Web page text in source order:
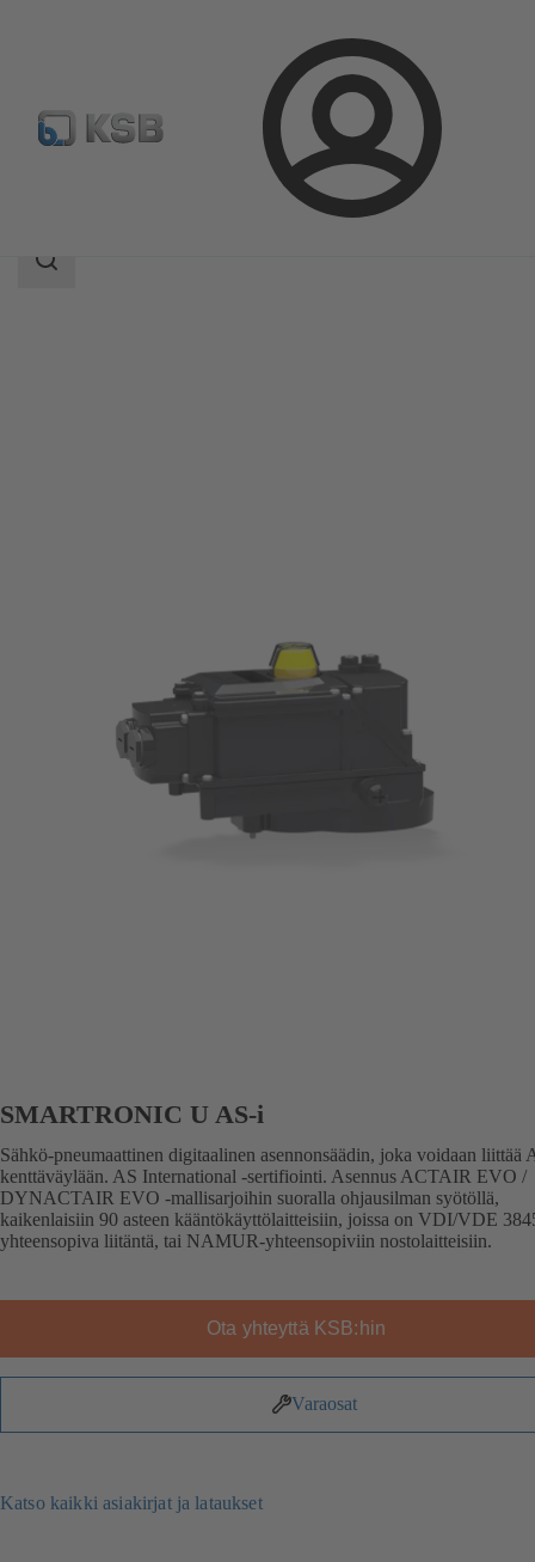
Kirjaudu
SMARTRONIC U AS-i
Haun
SMARTRONIC U AS-i
Sähkö-pneumaattinen digitaalinen asennonsäädin, joka voidaan liittää
kenttäväylään. AS International -sertifiointi. Asennus ACTAIR EVO /
DYNACTAIR EVO -mallisarjoihin suoralla ohjausilman syötöllä,
kaikenlaisiin 90 asteen kääntökäyttölaitteisiin, joissa on VDI/VDE
yhteensopiva liitäntä, tai NAMUR-yhteensopiviin nostolaitteisiin.
Ota yhteyttä KSB:hin
Varaosat
Katso kaikki asiakirjat ja lataukset